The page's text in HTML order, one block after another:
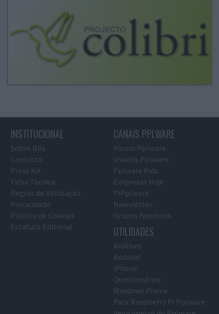
INSTITUCIONAL
Sobre Nós
Contacto
Press Kit
Ficha Técnica
Regras de Utilização
Privacidade
Política de Cookies
Estatuto Editorial
CANAIS PPLWARE
Fórum Pplware
Usados Pplware
Pplware Kids
Empresas Hoje
PiPplware
Newsletter
Grupos Facebook
UTILIDADES
Análises
Android
iPhone
Questionários
Windows Phone
Pack Raspberry Pi Pplware